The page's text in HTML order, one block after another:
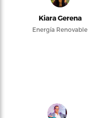
Kiara Gerena
Energía Renovable